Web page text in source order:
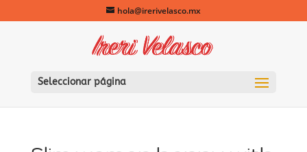
hola@irerivelasco.mx
Seleccionar página